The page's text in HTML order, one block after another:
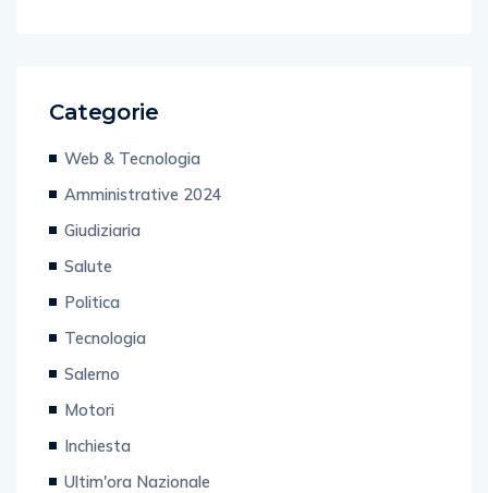
Categorie
Web & Tecnologia
Amministrative 2024
Giudiziaria
Salute
Politica
Tecnologia
Salerno
Motori
Inchiesta
Ultim'ora Nazionale